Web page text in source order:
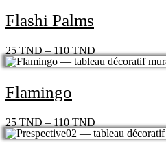
Flashi Palms
25TND–110TND
Flamingo
25TND–110TND